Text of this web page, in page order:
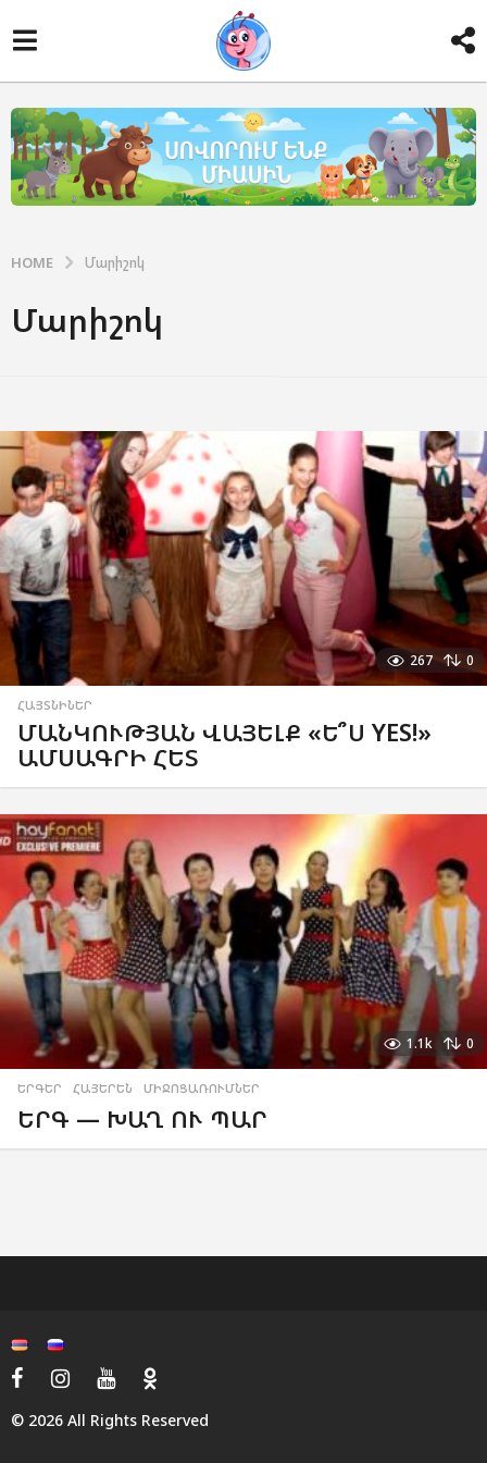
HOME Մարիշոկ
Մարիշոկ
267 0
ՀԱՅՏՆԻՆԵՐ
ՄԱՆԿՈՒԹՅԱՆ ՎԱՅԵԼՔ «Ե՞Ս YES!»
ԱՄՍԱԳՐԻ ՀԵՏ
1.1k 0
ԵՐԳԵՐ ,ՀԱՅԵՐԵՆ ,ՄԻՋՈՑԱՌՈՒՄՆԵՐ
ԵՐԳ — ԽԱՂ ՈՒ ՊԱՐ
© 2026 All Rights Reserved